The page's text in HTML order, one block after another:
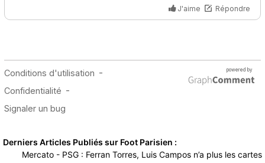
Derniers Articles Publiés sur Foot Parisien :
Mercato - PSG : Ferran Torres, Luis Campos n’a plus les cartes